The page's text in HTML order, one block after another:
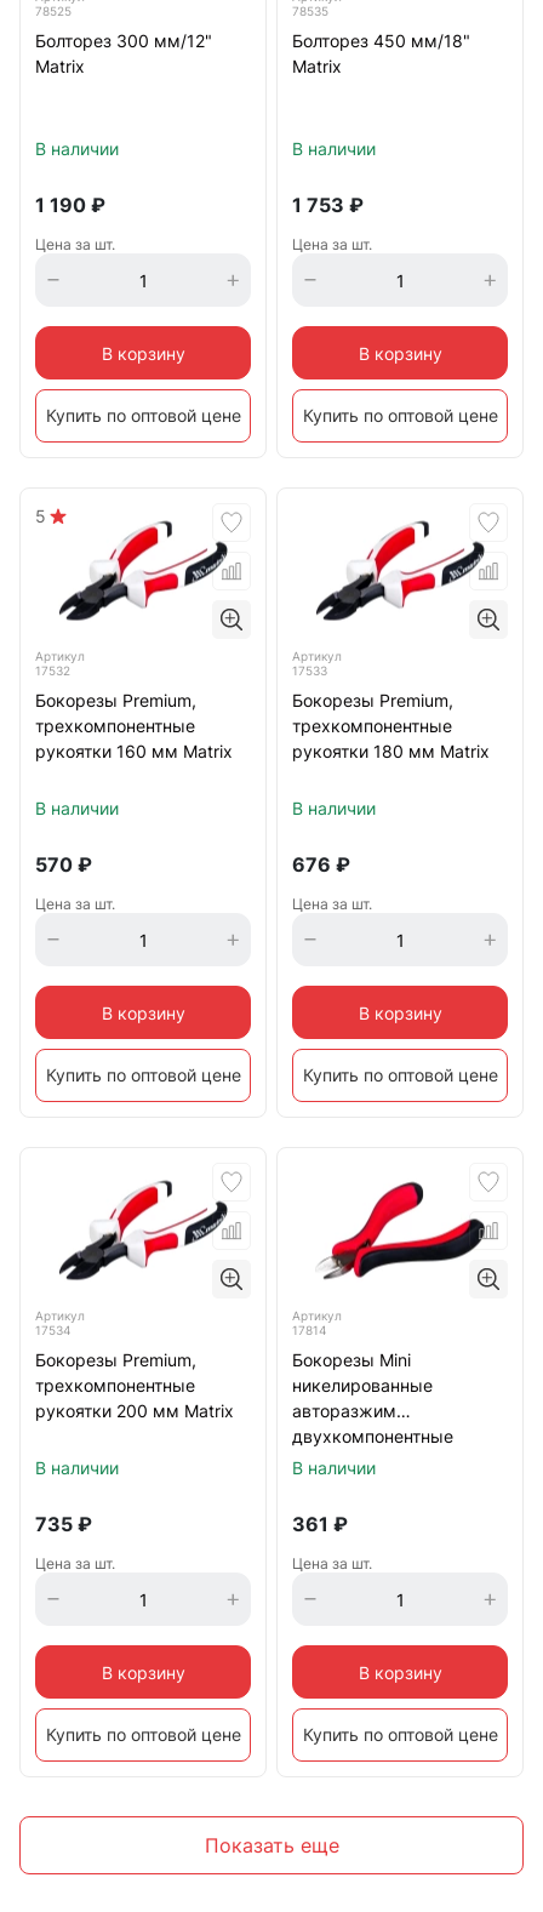
78525
Болторез 300 мм/12"
Matrix
В наличии
1 190 ₽
Цена за шт.
В корзину
Купить по оптовой цене
78535
Болторез 450 мм/18"
Matrix
В наличии
1 753 ₽
Цена за шт.
В корзину
Купить по оптовой цене
5
Артикул
17532
Бокорезы Premium,
трехкомпонентные
рукоятки 160 мм Matrix
В наличии
570 ₽
Цена за шт.
В корзину
Купить по оптовой цене
Артикул
17533
Бокорезы Premium,
трехкомпонентные
рукоятки 180 мм Matrix
В наличии
676 ₽
Цена за шт.
В корзину
Купить по оптовой цене
Артикул
17534
Бокорезы Premium,
трехкомпонентные
рукоятки 200 мм Matrix
В наличии
735 ₽
Цена за шт.
В корзину
Купить по оптовой цене
Артикул
17814
Бокорезы Mini
никелированные
авторазжим
двухкомпонентные
рукоятки 130 мм
В наличии
361 ₽
Цена за шт.
В корзину
Купить по оптовой цене
Показать еще